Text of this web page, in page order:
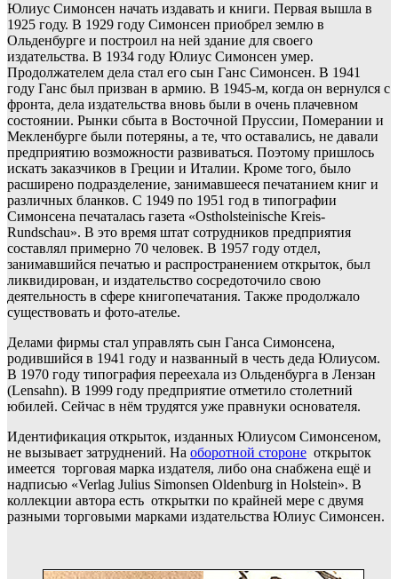
Юлиус Симонсен начать издавать и книги. Первая вышла в
1925 году. В 1929 году Симонсен приобрел землю в
Ольденбурге и построил на ней здание для своего
издательства. В 1934 году Юлиус Симонсен умер.
Продолжателем дела стал его сын Ганс Симонсен. В 1941
году Ганс был призван в армию. В 1945-м, когда он вернулся с
фронта, дела издательства вновь были в очень плачевном
состоянии. Рынки сбыта в Восточной Пруссии, Померании и
Мекленбурге были потеряны, а те, что оставались, не давали
предприятию возможности развиваться. Поэтому пришлось
искать заказчиков в Греции и Италии. Кроме того, было
расширено подразделение, занимавшееся печатанием книг и
различных бланков. С 1949 по 1951 год в типографии
Симонсена печаталась газета «Ostholsteinische Kreis-
Rundschau». В это время штат сотрудников предприятия
составлял примерно 70 человек. В 1957 году отдел,
занимавшийся печатью и распространением открыток, был
ликвидирован, и издательство сосредоточило свою
деятельность в сфере книгопечатания. Также продолжало
существовать и фото-ателье.
Делами фирмы стал управлять сын Ганса Симонсена,
родившийся в 1941 году и названный в честь деда Юлиусом.
В 1970 году типография переехала из Ольденбурга в Лензан
(Lensahn). В 1999 году предприятие отметило столетний
юбилей. Сейчас в нём трудятся уже правнуки основателя.
Идентификация открыток, изданных Юлиусом Симонсеном,
не вызывает затруднений. На оборотной стороне открыток
имеется торговая марка издателя, либо она снабжена ещё и
надписью «Verlag Julius Simonsen Oldenburg in Holstein». В
коллекции автора есть открытки по крайней мере с двумя
разными торговыми марками издательства Юлиус Симонсен.